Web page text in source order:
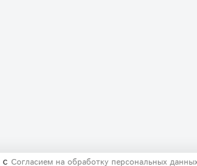
с Согласием на обработку персональных